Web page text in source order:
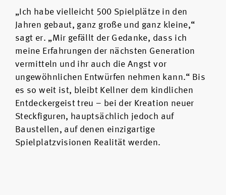
„Ich habe vielleicht 500 Spielplätze in den
Jahren gebaut, ganz große und ganz kleine,“
sagt er. „Mir gefällt der Gedanke, dass ich
meine Erfahrungen der nächsten Generation
vermitteln und ihr auch die Angst vor
ungewöhnlichen Entwürfen nehmen kann.“ Bis
es so weit ist, bleibt Kellner dem kindlichen
Entdeckergeist treu – bei der Kreation neuer
Steckfiguren, hauptsächlich jedoch auf
Baustellen, auf denen einzigartige
Spielplatzvisionen Realität werden.